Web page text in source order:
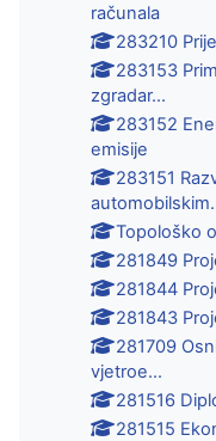
računala
283210
283153
zgradar...
283152
emisije
283151
Topološko
281849
281844
281843
281709
vjetroe...
281516
281515